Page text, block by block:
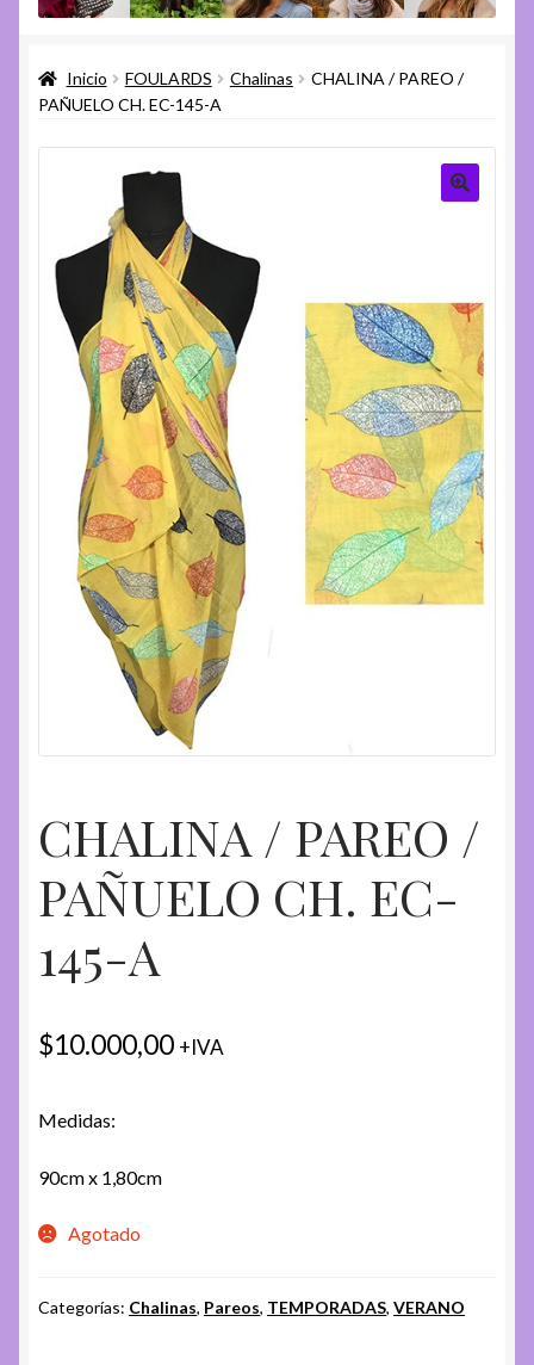
menú
menú
Ayuda
menú
hijo
Inicio FOULARDS Chalinas
CHALINA / PAREO /
PAÑUELO CH. EC-145-A
CHALINA / PAREO /
PAÑUELO CH. EC-
145-A
$10.000,00 +IVA
Medidas:
90cm x 1,80cm
Agotado
Categorías: Chalinas, Pareos, TEMPORADAS, VERANO